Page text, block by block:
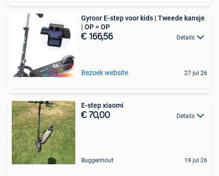
Gyroor E-step voor kids | Tweede kansje
| OP = OP
€ 166,56 Details
Bezoek website 27 jul 26
E-step xiaomi
€ 70,00 Details
Buggenhout 19 jul 26